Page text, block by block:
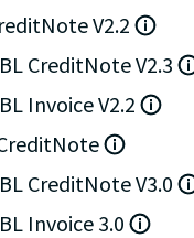
V2.2
CreditNote V2.3
Invoice V2.2
CreditNote V3.0
Invoice 3.0